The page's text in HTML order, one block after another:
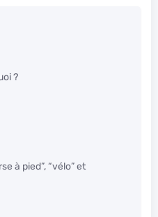
?
à pied”, “vélo” et